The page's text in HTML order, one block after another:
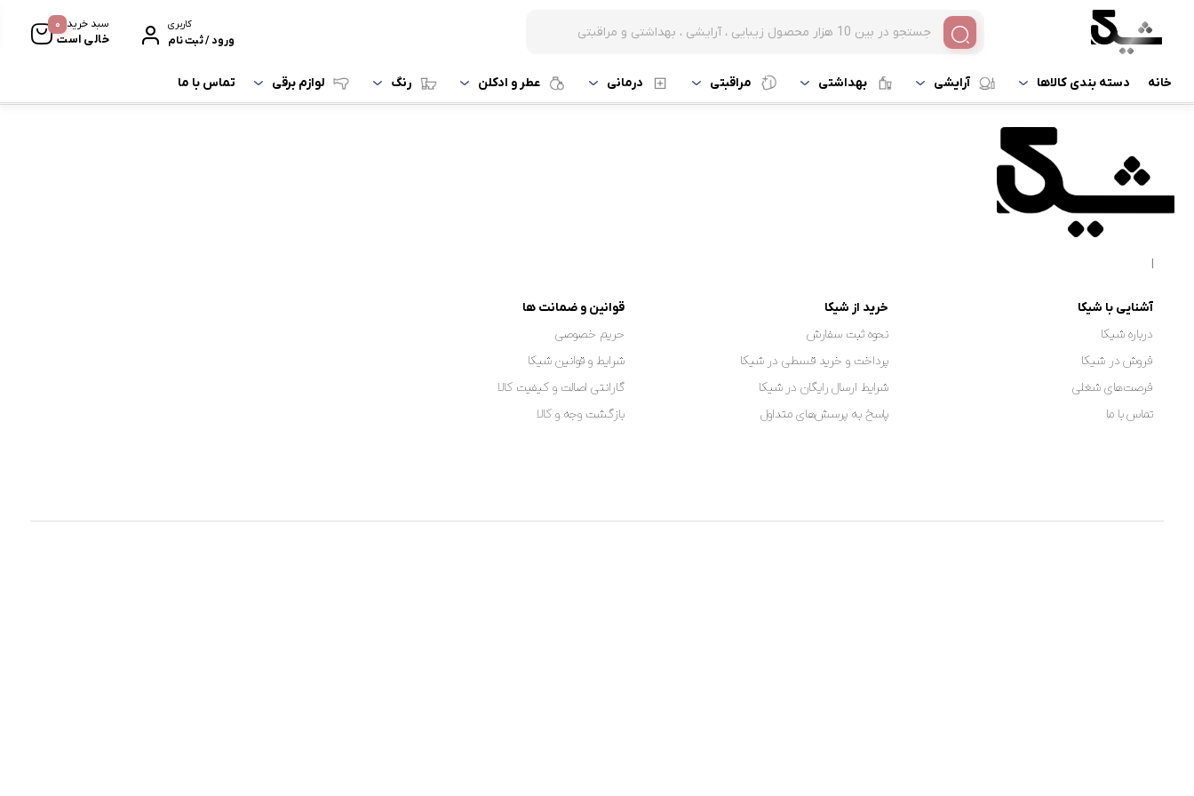
کاربری
ورود / ثبت نام
سبد خرید
خالی است
0
خانه دسته بندی کالاها آرایشی بهداشتی مراقبتی درمانی عطر و ادکلن رنگ لوازم برقی تماس با ما
|
آشنایی با شیکا
درباره شیکا
فروش در شیکا
فرصت‌های شغلی
تماس با ما
خرید از شیکا
نحوه ثبت سفارش
پرداخت و خرید قسطی در شیکا
شرایط ارسال رایگان در شیکا
پاسخ به پرسش‌های متداول
قوانین و ضمانت ها
حریم خصوصی
شرایط و قوانین شیکا
گارانتی اصالت و کیفیت کالا
بازگشت وجه و کالا